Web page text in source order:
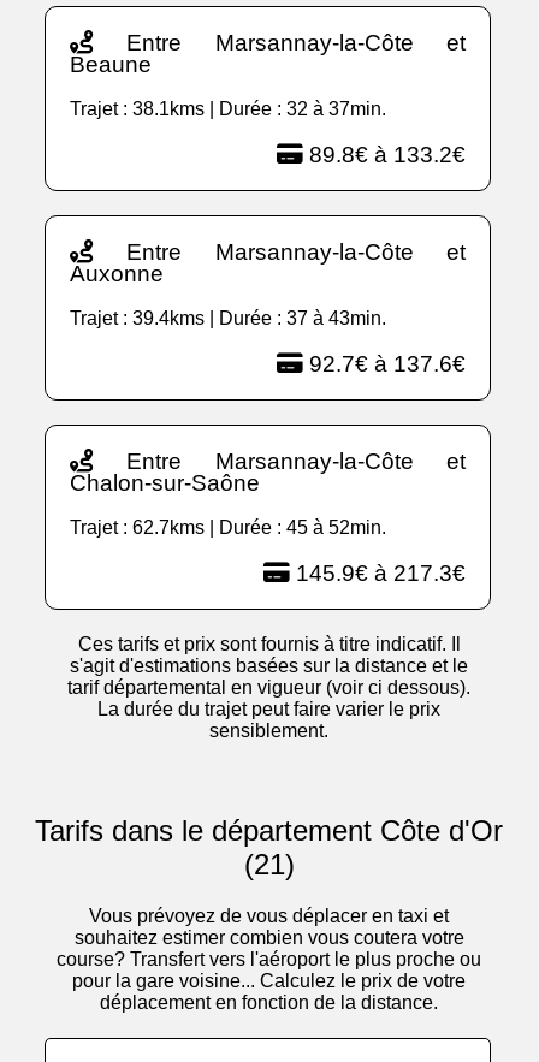
Entre Marsannay-la-Côte et
Beaune
Trajet : 38.1kms | Durée : 32 à 37min.
89.8€ à 133.2€
Entre Marsannay-la-Côte et
Auxonne
Trajet : 39.4kms | Durée : 37 à 43min.
92.7€ à 137.6€
Entre Marsannay-la-Côte et
Chalon-sur-Saône
Trajet : 62.7kms | Durée : 45 à 52min.
145.9€ à 217.3€
Ces tarifs et prix sont fournis à titre indicatif. Il
s'agit d'estimations basées sur la distance et le
tarif départemental en vigueur (voir ci dessous).
La durée du trajet peut faire varier le prix
sensiblement.
Tarifs dans le département Côte d'Or
(21)
Vous prévoyez de vous déplacer en taxi et
souhaitez estimer combien vous coutera votre
course? Transfert vers l'aéroport le plus proche ou
pour la gare voisine... Calculez le prix de votre
déplacement en fonction de la distance.